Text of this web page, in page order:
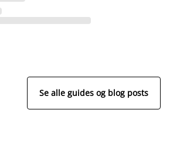
Se alle guides og blog posts